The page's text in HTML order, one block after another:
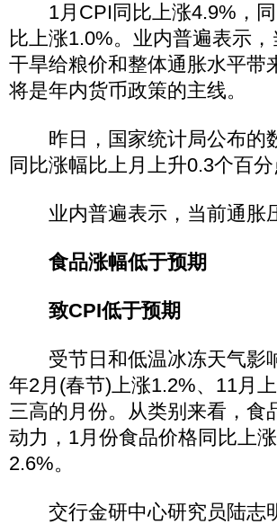
1月CPI同比上涨4.9%，同
比上涨1.0%。业内普遍表示
干旱给粮价和整体通胀水平带
将是年内货币政策的主线。
昨日，国家统计局公布的
同比涨幅比上月上升0.3个百
业内普遍表示，当前通胀
食品涨幅低于预期
致CPI低于预期
受节日和低温冰冻天气影
年2月(春节)上涨1.2%、11月
三高的月份。从类别来看，食
动力，1月份食品价格同比上
2.6%。
交行金研中心研究员陆志